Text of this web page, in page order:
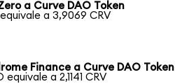
a Curve DAO Token
equivale a 3,9069 CRV
Finance a Curve DAO Token
equivale a 2,1141 CRV